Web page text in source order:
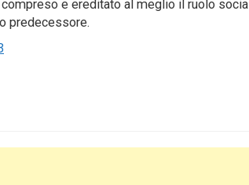
e ereditato al meglio il ruolo
predecessore.